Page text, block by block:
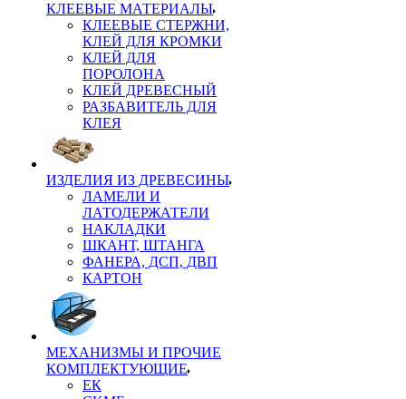
КЛЕЕВЫЕ МАТЕРИАЛЫ
КЛЕЕВЫЕ СТЕРЖНИ,
КЛЕЙ ДЛЯ КРОМКИ
КЛЕЙ ДЛЯ
ПОРОЛОНА
КЛЕЙ ДРЕВЕСНЫЙ
РАЗБАВИТЕЛЬ ДЛЯ
КЛЕЯ
ИЗДЕЛИЯ ИЗ ДРЕВЕСИНЫ
ЛАМЕЛИ И
ЛАТОДЕРЖАТЕЛИ
НАКЛАДКИ
ШКАНТ, ШТАНГА
ФАНЕРА, ДСП, ДВП
КАРТОН
МЕХАНИЗМЫ И ПРОЧИЕ
КОМПЛЕКТУЮЩИЕ
ЕК